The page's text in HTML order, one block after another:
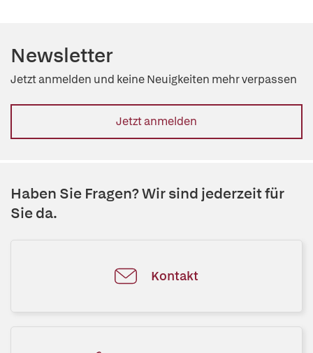
Newsletter
Jetzt anmelden und keine Neuigkeiten mehr verpassen
Jetzt anmelden
Haben Sie Fragen? Wir sind jederzeit für
Sie da.
Kontakt